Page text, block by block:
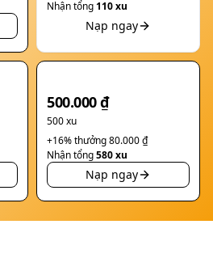
Nhận tổng110 xu
Nạp ngay
500.000 ₫
500 xu
+16%thưởng80.000 ₫
Nhận tổng580 xu
Nạp ngay